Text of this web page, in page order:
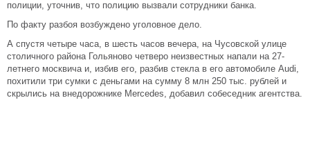
полиции, уточнив, что полицию вызвали сотрудники банка.
По факту разбоя возбуждено уголовное дело.
А спустя четыре часа, в шесть часов вечера, на Чусовской улице
столичного района Гольяново четверо неизвестных напали на 27-
летнего москвича и, избив его, разбив стекла в его автомобиле Audi,
похитили три сумки с деньгами на сумму 8 млн 250 тыс. рублей и
скрылись на внедорожнике Merсedes, добавил собеседник агентства.